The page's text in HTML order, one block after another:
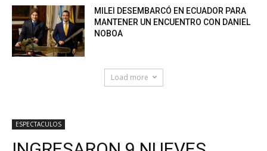
MILEI DESEMBARCÓ EN ECUADOR PARA
MANTENER UN ENCUENTRO CON DANIEL
NOBOA
Load more